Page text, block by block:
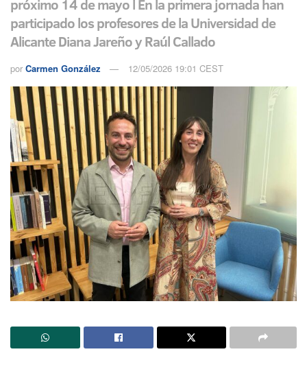
próximo 14 de mayo l En la primera jornada han
participado los profesores de la Universidad de
Alicante Diana Jareño y Raúl Callado
por Carmen González 12/05/2026 19:01 CEST